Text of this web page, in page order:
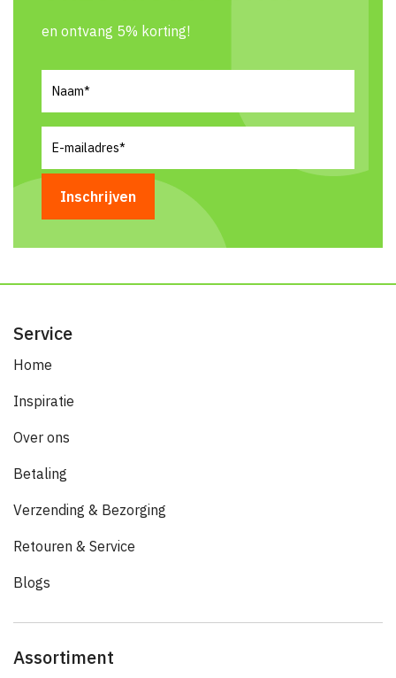
en ontvang 5% korting!
mailadres(Vereist)
Service
Home
Inspiratie
Over ons
Betaling
Verzending & Bezorging
Retouren & Service
Blogs
Assortiment